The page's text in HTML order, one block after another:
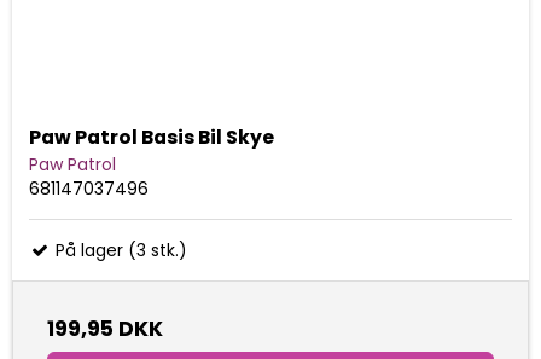
Paw Patrol Basis Bil Skye
Paw Patrol
681147037496
På lager (3 stk.)
199,95 DKK